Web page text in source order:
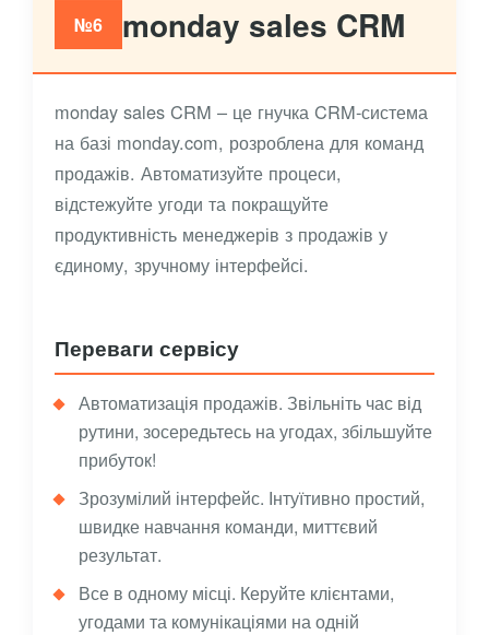
№6 monday sales CRM
monday sales CRM – це гнучка CRM-система
на базі monday.com, розроблена для команд
продажів. Автоматизуйте процеси,
відстежуйте угоди та покращуйте
продуктивність менеджерів з продажів у
єдиному, зручному інтерфейсі.
Переваги сервісу
Автоматизація продажів. Звільніть час від
рутини, зосередьтесь на угодах, збільшуйте
прибуток!
Зрозумілий інтерфейс. Інтуїтивно простий,
швидке навчання команди, миттєвий
результат.
Все в одному місці. Керуйте клієнтами,
угодами та комунікаціями на одній